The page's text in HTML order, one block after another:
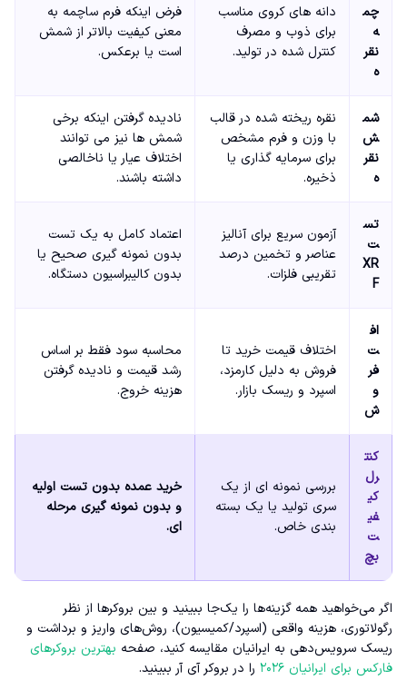
چم
ه
نقر
ه
دانه های کروی مناسب
برای ذوب و مصرف
کنترل شده در تولید.
فرض اینکه فرم ساچمه به
معنی کیفیت بالاتر از شمش
است یا برعکس.
شم
ش
نقر
ه
نقره ریخته شده در قالب
با وزن و فرم مشخص
برای سرمایه گذاری یا
ذخیره.
نادیده گرفتن اینکه برخی
شمش ها نیز می توانند
اختلاف عیار یا ناخالصی
داشته باشند.
تس
ت
XR
F
آزمون سریع برای آنالیز
عناصر و تخمین درصد
تقریبی فلزات.
اعتماد کامل به یک تست
بدون نمونه گیری صحیح یا
بدون کالیبراسیون دستگاه.
اف
ت
فر
و
ش
اختلاف قیمت خرید تا
فروش به دلیل کارمزد،
اسپرد و ریسک بازار.
محاسبه سود فقط بر اساس
رشد قیمت و نادیده گرفتن
هزینه خروج.
کنت
رل
کی
فی
ت
بچ
بررسی نمونه ای از یک
سری تولید یا یک بسته
بندی خاص.
خرید عمده بدون تست اولیه
و بدون نمونه گیری مرحله
ای.
اگر می‌خواهید همه گزینه‌ها را یک‌جا ببینید و بین بروکرها از نظر
رگولاتوری، هزینه واقعی (اسپرد/کمیسیون)، روش‌های واریز و برداشت و
ریسک سرویس‌دهی به ایرانیان مقایسه کنید، صفحه بهترین بروکرهای
فارکس برای ایرانیان ۲۰۲۶
را در بروکر آی آر ببینید.